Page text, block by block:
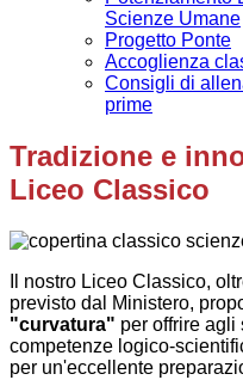
Scienze Umane
Progetto Ponte
Accoglienza
Consigli di
prime
Tradizione e
Liceo Classico
Il nostro Liceo Classico,
previsto dal Ministero,
"curvatura" per offrire agli
competenze logico-
per un'eccellente